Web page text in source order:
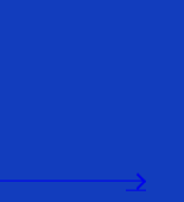
→